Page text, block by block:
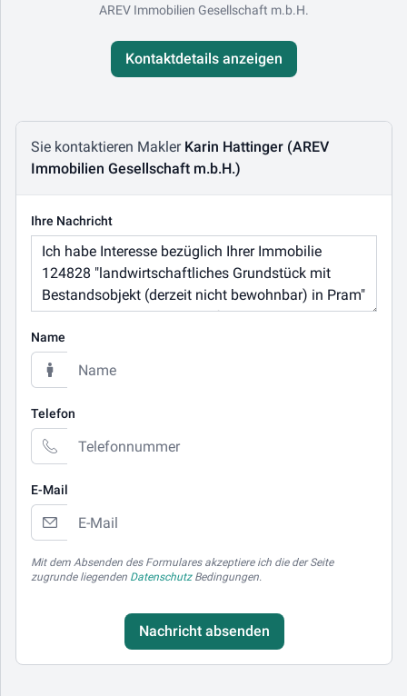
AREV Immobilien Gesellschaft m.b.H.
Kontaktdetails anzeigen
Nachricht schreiben
Sie kontaktieren Makler Karin Hattinger (AREV
Immobilien Gesellschaft m.b.H.)
Ihre Nachricht
Name
Telefon
E-Mail
Mit dem Absenden des Formulares akzeptiere ich die der Seite
zugrunde liegenden DatenschutzBedingungen.
Nachricht absenden